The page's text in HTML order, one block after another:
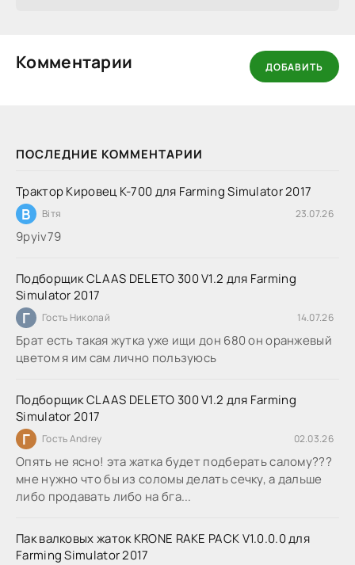
ПОСЛЕДНИЕ КОММЕНТАРИИ
Трактор Кировец К-700 для Farming Simulator 2017
В Вітя 23.07.26
9руіv79
Подборщик CLAAS DELETO 300 V1.2 для Farming
Simulator 2017
Г Гость Николай 14.07.26
Брат есть такая жутка уже ищи дон 680 он оранжевый
цветом я им сам лично пользуюсь
Подборщик CLAAS DELETO 300 V1.2 для Farming
Simulator 2017
Г Гость Andrey 02.03.26
Опять не ясно! эта жатка будет подберать салому???
мне нужно что бы из соломы делать сечку, а дальше
либо продавать либо на бга...
Пак валковых жаток KRONE RAKE PACK V1.0.0.0 для
Farming Simulator 2017
Комментарии ДОБАВИТЬ